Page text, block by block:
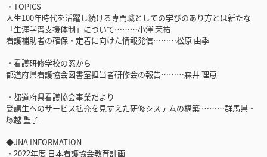
・TOPICS
人生100年時代を活躍し続ける専門職としての学びのあり方とは新たな
「生涯学習支援体制」について………小澤 茉祐
看護補助者の確保・定着に向けた情報発信………松原 由季
・看護研修学校の窓から
都道府県看護協会図書室担当者研修会の報告………森井 理恵
・都道府県看護協会事業だより
受講生へのサービス拡充を見すえた研修システムの構築 ………群馬県・
塚越 聖子
◆JNA INFORMATION
・2022年度 日本看護協会教育計画